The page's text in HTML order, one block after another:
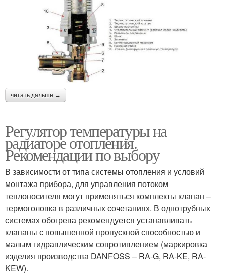
читать дальше →
Регулятор температуры на
радиаторе отопления.
Рекомендации по выбору
В зависимости от типа системы отопления и условий
монтажа прибора, для управления потоком
теплоносителя могут применяться комплекты клапан –
термоголовка в различных сочетаниях. В однотрубных
системах обогрева рекомендуется устанавливать
клапаны с повышенной пропускной способностью и
малым гидравлическим сопротивлением (маркировка
изделия производства DANFOSS – RA-G, RA-KE, RA-
KEW).